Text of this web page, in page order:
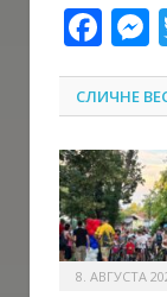
СЛИЧНЕ
8. АВГУСТА